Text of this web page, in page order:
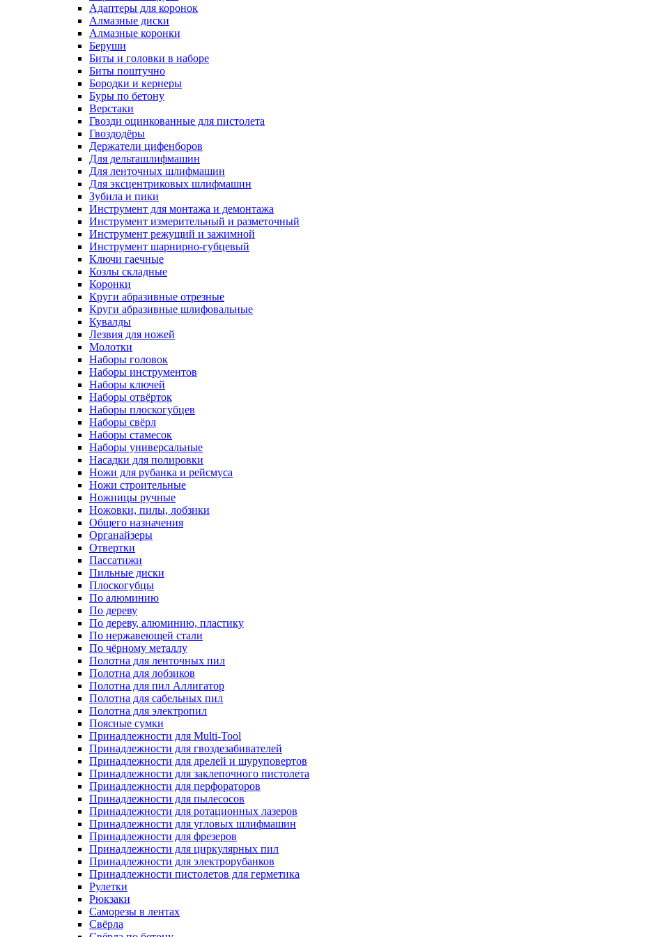
Адаптеры для коронок
Алмазные диски
Алмазные коронки
Беруши
Биты и головки в наборе
Биты поштучно
Бородки и кернеры
Буры по бетону
Верстаки
Гвозди оцинкованные для пистолета
Гвоздодёры
Держатели цифенборов
Для дельташлифмашин
Для ленточных шлифмашин
Для эксцентриковых шлифмашин
Зубила и пики
Инструмент для монтажа и демонтажа
Инструмент измерительный и разметочный
Инструмент режущий и зажимной
Инструмент шарнирно-губцевый
Ключи гаечные
Козлы складные
Коронки
Круги абразивные отрезные
Круги абразивные шлифовальные
Кувалды
Лезвия для ножей
Молотки
Наборы головок
Наборы инструментов
Наборы ключей
Наборы отвёрток
Наборы плоскогубцев
Наборы свёрл
Наборы стамесок
Наборы универсальные
Насадки для полировки
Ножи для рубанка и рейсмуса
Ножи строительные
Ножницы ручные
Ножовки, пилы, лобзики
Общего назначения
Органайзеры
Отвертки
Пассатижи
Пильные диски
Плоскогубцы
По алюминию
По дереву
По дереву, алюминию, пластику
По нержавеющей стали
По чёрному металлу
Полотна для ленточных пил
Полотна для лобзиков
Полотна для пил Аллигатор
Полотна для сабельных пил
Полотна для электропил
Поясные сумки
Принадлежности для Multi-Tool
Принадлежности для гвоздезабивателей
Принадлежности для дрелей и шуруповертов
Принадлежности для заклепочного пистолета
Принадлежности для перфораторов
Принадлежности для пылесосов
Принадлежности для ротационных лазеров
Принадлежности для угловых шлифмашин
Принадлежности для фрезеров
Принадлежности для циркулярных пил
Принадлежности для электрорубанков
Принадлежности пистолетов для герметика
Рулетки
Рюкзаки
Саморезы в лентах
Свёрла